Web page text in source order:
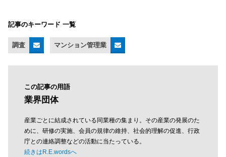
記事のキーワード 一覧
調査 マンション管理業
この記事の用語
業界団体
産業ごとに結成されている同業種の集まり。その産業の発展のた
めに、研修の実施、会員の規律の維持、社会的理解の促進、行政
庁との連絡調整などの活動に当たっている。
続きはR.E.wordsへ